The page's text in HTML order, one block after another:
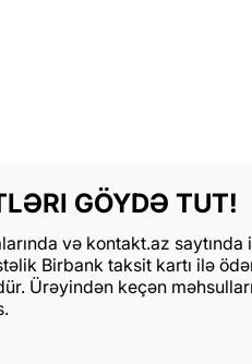
GÖYDƏ TUT!
və kontakt.az saytında
Birbank taksit kartı ilə
Ürəyindən keçən